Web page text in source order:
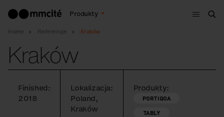
Produkty
Menu
Home Referencje Kraków
Kraków
Finished:
2018
Lokalizacja:
Poland,
Kraków
Produkty:
PORTIQOA
TABLY